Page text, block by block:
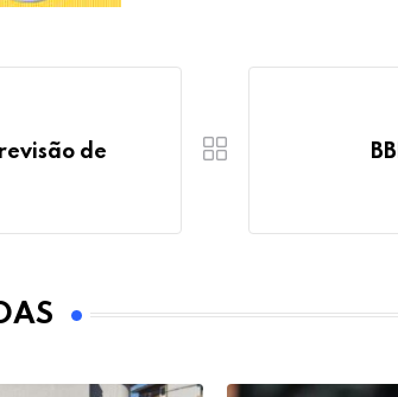
de